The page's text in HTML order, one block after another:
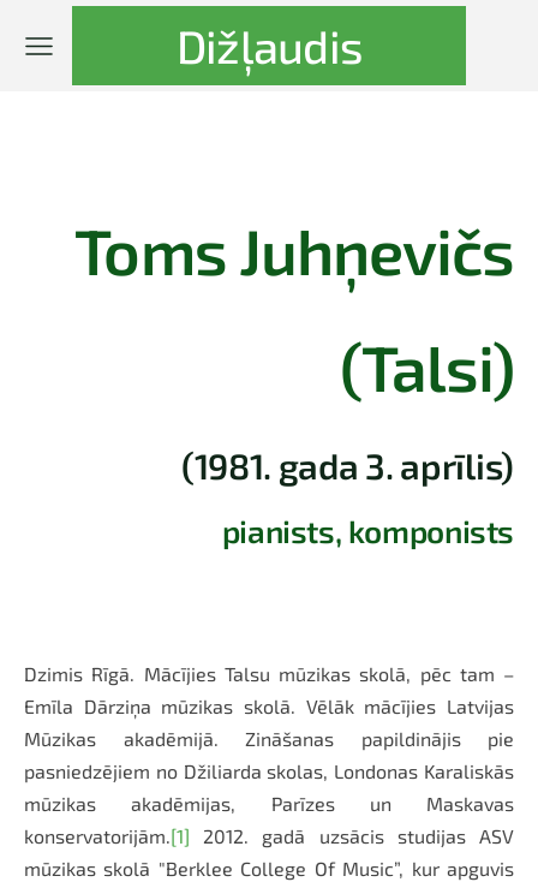
Dižļaudis
Toms Juhņevičs
(Talsi)
(1981. gada 3. aprīlis)
pianists, komponists
Dzimis Rīgā. Mācījies Talsu mūzikas skolā, pēc tam –
Emīla Dārziņa mūzikas skolā. Vēlāk mācījies Latvijas
Mūzikas akadēmijā. Zināšanas papildinājis pie
pasniedzējiem no Džiliarda skolas, Londonas Karaliskās
mūzikas akadēmijas, Parīzes un Maskavas
konservatorijām.[1] 2012. gadā uzsācis studijas ASV
mūzikas skolā "Berklee College Of Music”, kur apguvis